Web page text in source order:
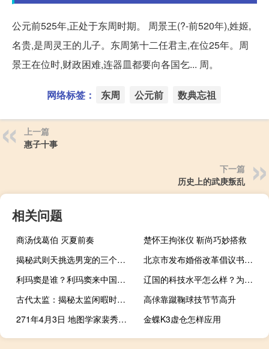
公元前525年,正处于东周时期。 周景王(?-前520年),姓姬,
名贵,是周灵王的儿子。东周第十二任君主,在位25年。周
景王在位时,财政困难,连器皿都要向各国乞... 周。
网络标签： 东周 公元前 数典忘祖
上一篇
惠子十事
下一篇
历史上的武庚叛乱
相关问题
商汤伐葛伯 灭夏前奏
楚怀王拘张仪 靳尚巧妙搭救
揭秘武则天挑选男宠的三个必备的条件
北京市发布婚俗改革倡议书：抵制低俗婚闹、拒绝攀比浪费
利玛窦是谁？利玛窦来中国的时间？
辽国的科技水平怎么样？为什么与北宋王朝相爱相杀数百年？
古代太监：揭秘太监闲暇时间怎么玩
高俅靠蹴鞠球技节节高升
271年4月3日 地图学家裴秀逝世
金蝶K3虚仓怎样应用